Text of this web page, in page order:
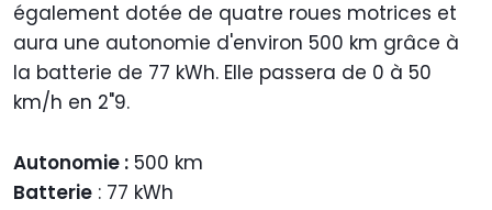
également dotée de quatre roues motrices et
aura une autonomie d'environ 500 km grâce à
la batterie de 77 kWh. Elle passera de 0 à 50
km/h en 2"9.
Autonomie : 500 km
Batterie : 77 kWh